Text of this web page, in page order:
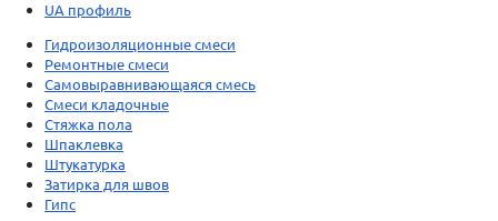
UA профиль
Гидроизоляционные смеси
Ремонтные смеси
Самовыравнивающаяся смесь
Смеси кладочные
Стяжка пола
Шпаклевка
Штукатурка
Затирка для швов
Гипс